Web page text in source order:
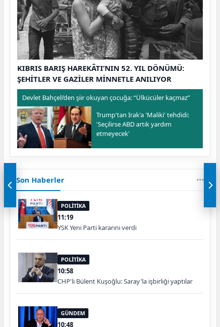
KIBRIS BARIŞ HAREKÂTI’NIN 52. YIL DÖNÜMÜ:
ŞEHİTLER VE GAZİLER MİNNETLE ANILIYOR
Devlet Bahçeli’den şiir okuyan çocuğa: “Ülkücüler kaçmaz”
Trump'tan Irak'a 'Maliki' tehdidi:
'Seçilirse ABD artık yardım
etmeyecek'
Son Haberler
POLİTİKA
11:19
YSK Yeni Parti kararını verdi
POLİTİKA
10:58
CHP'li Bülent Kuşoğlu: Saray'la işbirliği yaptılar
GÜNDEM
10:48